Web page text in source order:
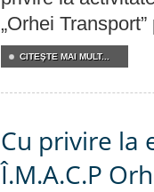
„Orhei
CITEŞTE MAI MULT...
Cu privire la
Î.M.A.C.P